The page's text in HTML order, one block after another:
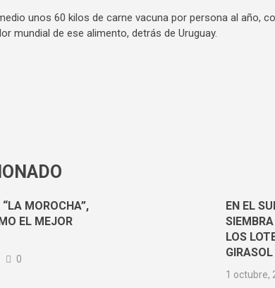
unos 60 kilos de carne vacuna por persona al año,
mundial de ese alimento, detrás de Uruguay.
MOROCHA”,
EL MEJOR
0
EN EL
LOS
GIRASOL
1 octubre,